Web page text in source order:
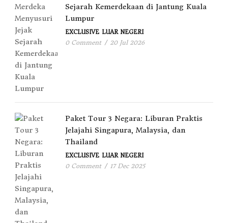
Sejarah Kemerdekaan di Jantung Kuala
Lumpur
EXCLUSIVE LUAR NEGERI
0 Comment / 20 Jul 2026
Paket Tour 3 Negara: Liburan Praktis
Jelajahi Singapura, Malaysia, dan
Thailand
EXCLUSIVE LUAR NEGERI
0 Comment / 17 Dec 2025